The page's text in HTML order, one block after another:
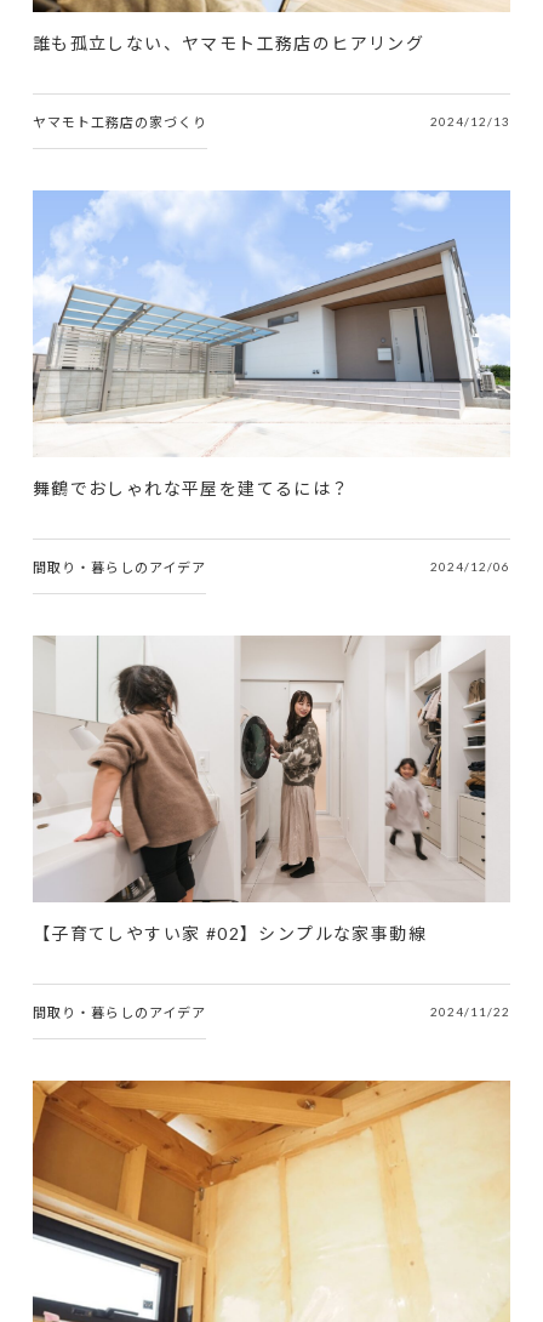
誰も孤立しない、ヤマモト工務店のヒアリング
ヤマモト工務店の家づくり 2024/12/13
舞鶴でおしゃれな平屋を建てるには？
間取り・暮らしのアイデア 2024/12/06
【子育てしやすい家 #02】シンプルな家事動線
間取り・暮らしのアイデア 2024/11/22